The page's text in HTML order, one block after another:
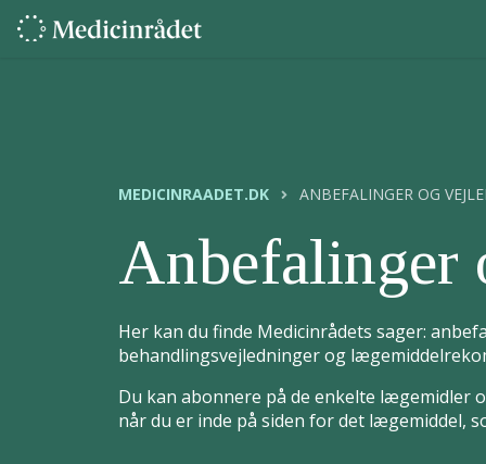
MEDICINRAADET.DK ANBEFALINGER OG
Anbefalinger
Her kan du finde Medicinrådets sager:
behandlingsvejledninger og
Du kan abonnere på de enkelte lægemidler
når du er inde på siden for det lægemiddel,